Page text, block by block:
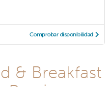
Comprobar disponibilidad
& Breakfast